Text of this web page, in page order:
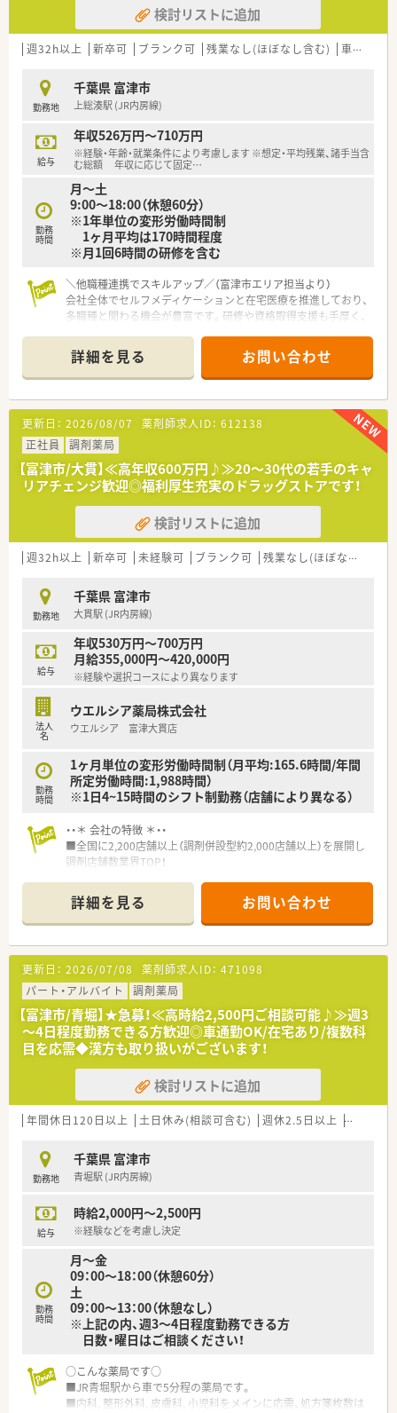
連続休暇を1～3回に分けて取得し、年間休日120～125日（長
期休日20日間含む）あるので、ライフワークバランスが充実して
います。
検討リストに追加
週32h以上 新卒可 ブランク可 残業なし(ほぼなし含む) 車通勤可
勤務地
千葉県 富津市
上総湊駅 (JR内房線)
給与
年収526万円～710万円
※経験・年齢・就業条件により考慮します ※想定・平均残業、諸手当含
む総額 年収に応じて固定…
勤務
時間
月～土
9:00～18:00（休憩60分）
※1年単位の変形労働時間制
1ヶ月平均は170時間程度
※月1回6時間の研修を含む
＼他職種連携でスキルアップ／（富津市エリア担当より）
会社全体でセルフメディケーションと在宅医療を推進しており、
多職種と関わる機会が豊富です。研修や資格取得支援も手厚く、
＊------------------------------------------＊
【店舗情報と応需状況について】
■上総湊駅から徒歩15分ほどの場所に位置し、車通勤も可能な
ためライフスタイルに合わせた通勤方法を選べます。
■広域から毎日平均20枚から30枚程度の処方箋を受け付けてい
る面対応の店舗で、患者様とじっくり向き合えます。
■必要に応じてOTC医薬品に関する相談にも対応しており、幅広
い知識を活かして地域住民の健康をサポートしています。
【法人特徴について】
■千葉県や茨城県を中心に約100店舗の調剤薬局を展開し、社員
約1000名を抱える県内有数の大手ドラッグチェーンです。
■調剤部門とドラッグ部門を分離申請しているため、薬剤師がレ
■看護師やケアマネージャーなど多様な職種が在籍しており、職
種の垣根を越えた連携で地域医療を総合的に支えています。
【やりがい/おすすめポイント】
■処方箋枚数が落ち着いているため、患者様とじっくり向き合い
丁寧な服薬指導や健康相談ができる点に大きなやりがいがあり
ます。
医療の推進という社会貢献度の高い事業に携わることができま
す。
ており、薬剤師として常に成長を実感できるおすすめの環境で
す。
詳細を見る お問い合わせ
更新日： 2026/08/07 薬剤師求人ID： 612138
正社員
調剤薬局
【富津市/大貫】≪高年収600万円♪≫20～30代の若手のキャ
リアチェンジ歓迎◎福利厚生充実のドラッグストアです！
検討リストに追加
週32h以上 新卒可 未経験可 ブランク可 残業なし(ほぼなし含む)
勤務地
千葉県 富津市
大貫駅 (JR内房線)
給与
年収530万円～700万円
月給355,000円～420,000円
※経験や選択コースにより異なります
法人
名
ウエルシア薬局株式会社
ウエルシア 富津大貫店
勤務
時間
1ヶ月単位の変形労働時間制（月平均:165.6時間/年間
所定労働時間:1,988時間）
※1日4~15時間のシフト制勤務（店舗により異なる）
・・＊ 会社の特徴 ＊・・
■全国に2,200店舗以上（調剤併設型約2,000店舗以上）を展開し
調剤店舗数業界TOP！
頑張り次第で高給与も可能！
■経験や勤務コースによりますが、経験の少ない方でも500万前
半スタートと業界TOP水準！
■職種や職域に合わせ、豊富な社内研修や外部組織と連携した研
修を用意されています
■薬剤師が中心の会社だからこそ活躍できるキャリアパスが多
種多様に用意されています。
■店舗拡大に伴い、エリアマネジャーや営業部長等のマネジメン
トのポジションも増えます。
■在宅や教育等の専門性を活かせるスペシャリストを目指すこ
とも可能です。
■その他にも、管理部門や商品部門等の本社スタッフなど活動領
域は多種多様です。
■在宅実施店舗は年々増加しており、在宅医療へもしっかりと関
わる事ができます。
時短勤務ができるよう変更予定です。
■年間休日が120日とワークライフバランスが整っています
■日用品から常備薬まで、従業員割引制度など嬉しいメリットも
詳細を見る お問い合わせ
更新日： 2026/07/08 薬剤師求人ID： 471098
パート・アルバイト
調剤薬局
【富津市/青堀】★急募！≪高時給2,500円ご相談可能♪≫週3
～4日程度勤務できる方歓迎◎車通勤OK/在宅あり/複数科
目を応需◆漢方も取り扱いがございます！
検討リストに追加
年間休日120日以上 土日休み(相談可含む) 週休2.5日以上 週32h以
勤務地
千葉県 富津市
青堀駅 (JR内房線)
給与
時給2,000円～2,500円
※経験などを考慮し決定
勤務
時間
月～金
09：00～18：00（休憩60分）
土
09：00～13：00（休憩なし）
※上記の内、週3～4日程度勤務できる方
日数・曜日はご相談ください！
○こんな薬局です○
■JR青堀駅から車で5分程の薬局です。
■内科, 整形外科, 皮膚科, 小児科をメインに応需、処方箋枚数は